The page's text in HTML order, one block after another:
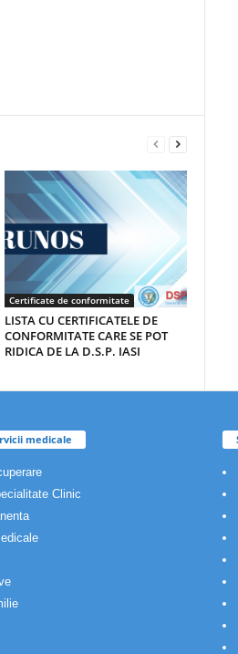
Certificate de conformitate
LISTA CU CERTIFICATELE DE
CONFORMITATE CARE SE POT
RIDICA DE LA D.S.P. IASI
medicale
Clinic